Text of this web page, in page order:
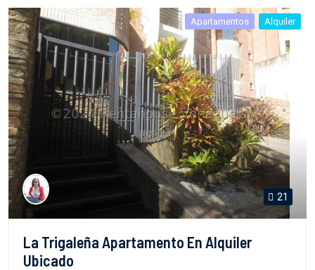
Apartamentos Alquiler
21
La Trigaleña Apartamento En Alquiler
Ubicado